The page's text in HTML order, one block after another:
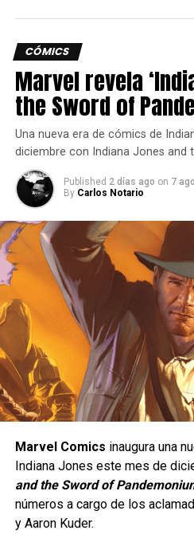
La Actualización de Piezas y
está disponible para Two
llegará a otras plataformas
Siguenos en todas nuestras
enterado de lo más atractivo
suscríbete a nuestro canal de
comments
RELATED TOPICS:
LANZAMIENTO
TWO POINT
UP NEXT
X-Men of Apocalypse
Variante de Joe
DON'T MISS
Superman y Krypto
Nuevo Tráiler
Carlos Notario
Una peleadora de
Yasmine está diseñada para
estilo de juego ofensivo;se
tiporushdown, cuyo objetivo
rival para presionarlo de
cometer errores. Su estilo de
Eskrima
, un arte marcial
un
, además de una
rápidos y múltiples opciones
CÓMICS
Marvel revela
the Sword of
Una nueva era de cómics de
diciembre con Indiana Jones and
Published 2 días ago on 7
By Carlos Notario
Marvel Comics inaugura una
Indiana Jones este mes de
and the Sword of
números a cargo de los
y Aaron Kuder.